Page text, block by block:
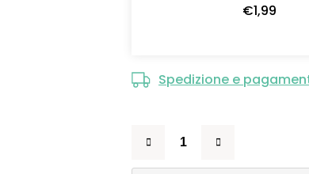
€1,99
Spedizione e